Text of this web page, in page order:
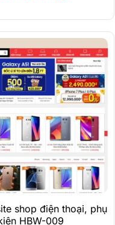
Chi Tiết
shop điện thoại, phụ
HBW-009